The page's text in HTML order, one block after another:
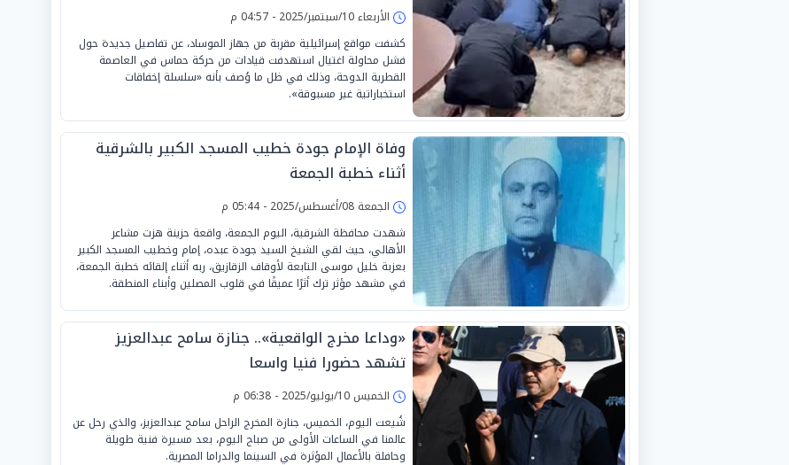
الأربعاء 10/سبتمبر/2025 - 04:57 م
كشفت مواقع إسرائيلية مقربة من جهاز الموساد، عن تفاصيل جديدة حول
فشل محاولة اغتيال استهدفت قيادات من حركة حماس في العاصمة
القطرية الدوحة، وذلك في ظل ما وُصف بأنه «سلسلة إخفاقات
استخباراتية غير مسبوقة».
وفاة الإمام جودة خطيب المسجد الكبير بالشرقية
أثناء خطبة الجمعة
الجمعة 08/أغسطس/2025 - 05:44 م
شهدت محافظة الشرقية، اليوم الجمعة، واقعة حزينة هزت مشاعر
الأهالي، حيث لقي الشيخ السيد جودة عبده، إمام وخطيب المسجد الكبير
بعزبة خليل موسى التابعة لأوقاف الزقازيق، ربه أثناء إلقائه خطبة الجمعة،
في مشهد مؤثر ترك أثرًا عميقًا في قلوب المصلين وأبناء المنطقة.
«وداعا مخرج الواقعية».. جنازة سامح عبدالعزيز
تشهد حضورا فنيا واسعا
الخميس 10/يوليو/2025 - 06:38 م
شُيعت اليوم، الخميس، جنازة المخرج الراحل سامح عبدالعزيز، والذي رحل عن
عالمنا في الساعات الأولى من صباح اليوم، بعد مسيرة فنية طويلة
وحافلة بالأعمال المؤثرة في السينما والدراما المصرية.